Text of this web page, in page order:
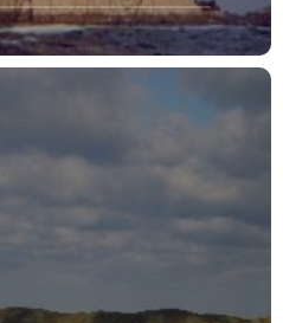
SPOTS DE RÊVE